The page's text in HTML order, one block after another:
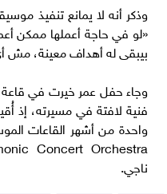
وذكر أنه لا يمانع تنفيذ
«لو في حاجة أعملها ممكن
بيبقى له أهداف معينة، مش
ناجي.